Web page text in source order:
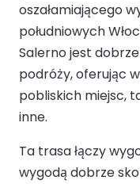
oszałamiającego
południowych
Salerno jest
podróży, oferując
pobliskich miejsc,
inne.
Ta trasa łączy
wygodą dobrze